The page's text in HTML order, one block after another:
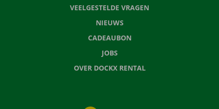
VEELGESTELDE VRAGEN
NIEUWS
CADEAUBON
JOBS
OVER DOCKX RENTAL